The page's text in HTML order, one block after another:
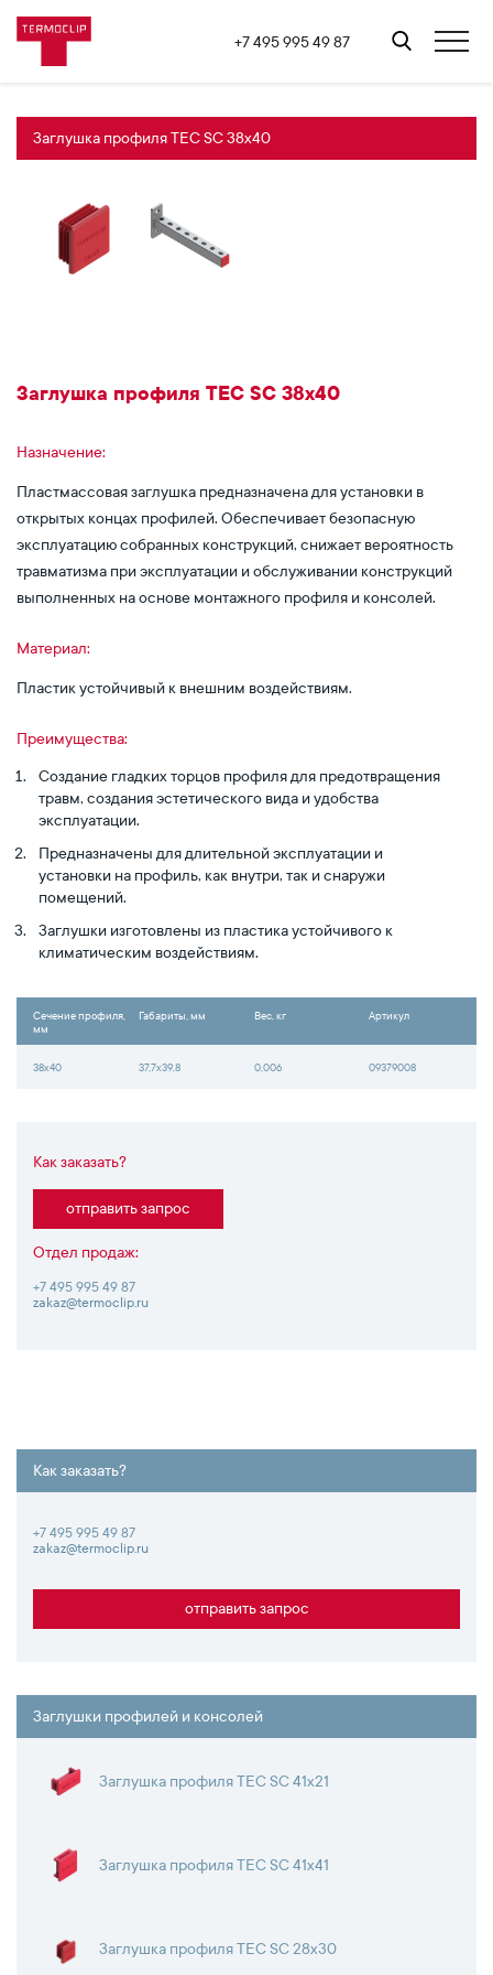
+7 495 995 49 87
Заглушка профиля TEC SC 38x40
Заглушка профиля TEC SC 38x40
Назначение:
Пластмассовая заглушка предназначена для установки в
открытых концах профилей. Обеспечивает безопасную
эксплуатацию собранных конструкций, снижает вероятность
травматизма при эксплуатации и обслуживании конструкций
выполненных на основе монтажного профиля и консолей.
Материал:
Пластик устойчивый к внешним воздействиям.
Преимущества:
Создание гладких торцов профиля для предотвращения
травм, создания эстетического вида и удобства
эксплуатации.
Предназначены для длительной эксплуатации и
установки на профиль, как внутри, так и снаружи
помещений.
Заглушки изготовлены из пластика устойчивого к
климатическим воздействиям.
Сечение профиля,
мм
Габариты, мм Вес, кг Артикул
38x40 37,7x39,8 0,006 09379008
Как заказать?
отправить запрос
Отдел продаж:
+7 495 995 49 87
zakaz@termoclip.ru
Как заказать?
+7 495 995 49 87
zakaz@termoclip.ru
отправить запрос
Заглушки профилей и консолей
Заглушка профиля TEC SC 41x21
Заглушка профиля TEC SC 41x41
Заглушка профиля TEC SC 28x30